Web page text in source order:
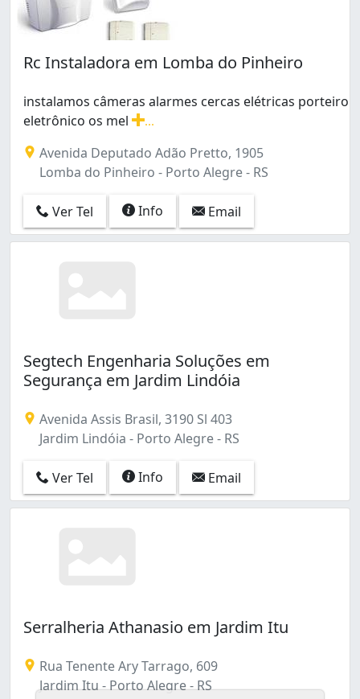
Rc Instaladora em Lomba do Pinheiro
instalamos câmeras alarmes cercas elétricas porteiro
eletrônico os mel
Avenida Deputado Adão Pretto, 1905
Lomba do Pinheiro - Porto Alegre - RS
Ver Tel Info Email
Segtech Engenharia Soluções em
Segurança em Jardim Lindóia
Avenida Assis Brasil, 3190 Sl 403
Jardim Lindóia - Porto Alegre - RS
Ver Tel Info Email
Serralheria Athanasio em Jardim Itu
Rua Tenente Ary Tarrago, 609
Jardim Itu - Porto Alegre - RS